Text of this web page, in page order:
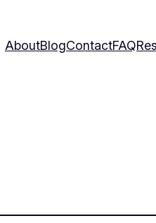
AboutBlogContactFAQ